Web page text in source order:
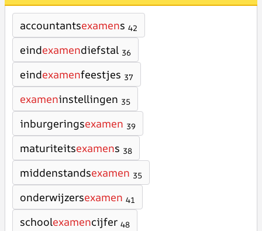
accountantsexamens 42
eindexamendiefstal 36
eindexamenfeestjes 37
exameninstellingen 35
inburgeringsexamen 39
maturiteitsexamens 38
middenstandsexamen 35
onderwijzersexamen 41
schoolexamencijfer 48